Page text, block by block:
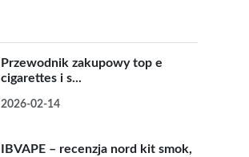
Przewodnik zakupowy top e
cigarettes i s...
2026-02-14
IBVAPE – recenzja nord kit smok,